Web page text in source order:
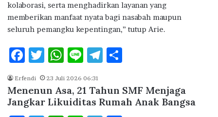
kolaborasi, serta menghadirkan layanan yang
memberikan manfaat nyata bagi nasabah maupun
seluruh pemangku kepentingan,” tutup Arie.
F
e
b
T
it
te
W
at
s
Li
e
T
e
g
ar
e
Erfendi 23 Juli 2026 06:31
Menenun Asa, 21 Tahun SMF Menjaga
Jangkar Likuiditas Rumah Anak Bangsa